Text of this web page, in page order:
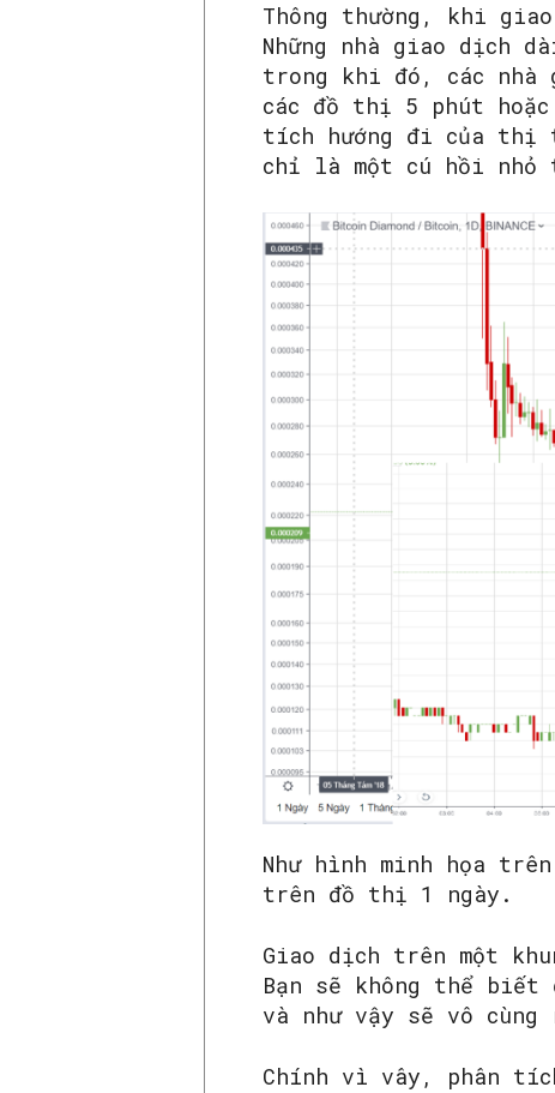
Thông thường, khi
Những nhà giao dịch
trong khi đó, các nhà
các đồ thị 5 phút hoặc
tích hướng đi của thị
chỉ là một cú hồi nhỏ
Như hình minh họa
trên đồ thị 1 ngày.
Giao dịch trên một
Bạn sẽ không thể biết
và như vậy sẽ vô
Chính vì vây, phân